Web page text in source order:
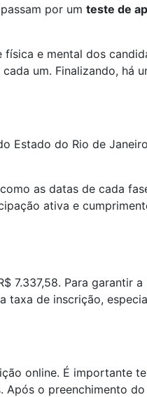
por um teste de
física e mental dos
um. Finalizando, há
Estado do Rio de
as datas de cada
ativa e
7.337,58. Para garantir
de inscrição,
online. É importante
Após o preenchimento